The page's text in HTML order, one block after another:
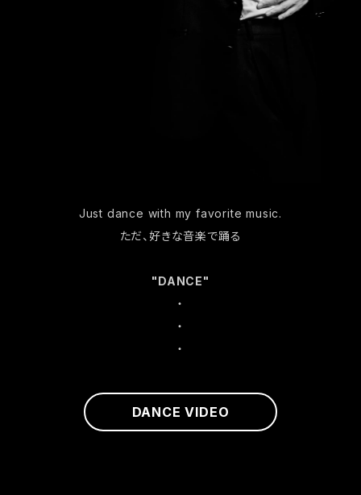
Just dance with my favorite music.
ただ、好きな音楽で踊る
"DANCE"
・
・
・
DANCE VIDEO